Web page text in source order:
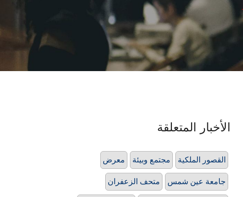
الأخبار المتعلقة
معرض مجتمع وبيئة القصور الملكية
متحف الزعفران جامعة عين شمس